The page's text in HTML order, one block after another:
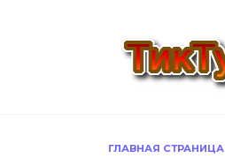
ГЛАВНАЯ СТРАНИЦА